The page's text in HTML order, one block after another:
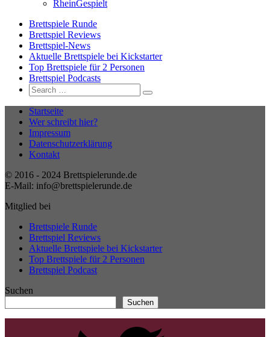
RheinGespielt
Brettspiele Runde
Brettspiel Reviews
Brettspiel-News
Aktuelle Brettspiele bei Kickstarter
Top Brettspiele für 2 Personen
Brettspiel Podcasts
Search
for:
Search
Startseite
Wer schreibt hier?
Impressum
Datenschutzerklärung
Kontakt
© 2016 - 2024 Brettspielerunde.de
E-Mail: info@brettspielerunde.de
Mitglied bei
Brettspiele Runde
Brettspiel Reviews
Aktuelle Brettspiele bei Kickstarter
Top Brettspiele für 2 Personen
Brettspiel Podcast
Suchen
Suchen